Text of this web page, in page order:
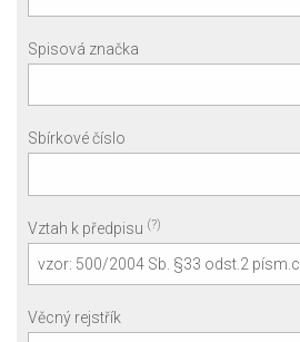
Spisová značka
Sbírkové číslo
Vztah k předpisu (?)
Věcný rejstřík